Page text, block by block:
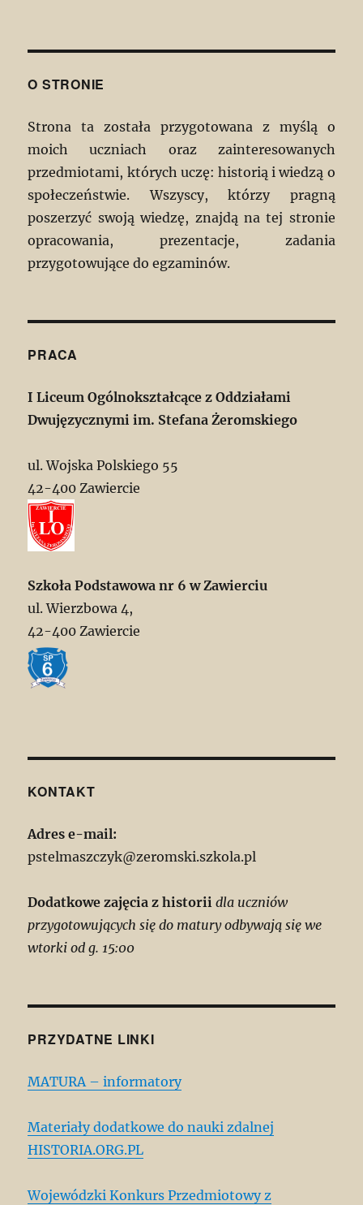
O STRONIE
Strona ta została przygotowana z myślą o
moich uczniach oraz zainteresowanych
przedmiotami, których uczę: historią i wiedzą o
społeczeństwie. Wszyscy, którzy pragną
poszerzyć swoją wiedzę, znajdą na tej stronie
opracowania, prezentacje, zadania
przygotowujące do egzaminów.
PRACA
I Liceum Ogólnokształcące z Oddziałami
Dwujęzycznymi im. Stefana Żeromskiego
ul. Wojska Polskiego 55
42-400 Zawiercie
Szkoła Podstawowa nr 6 w Zawierciu
ul. Wierzbowa 4,
42-400 Zawiercie
KONTAKT
Adres e-mail:
pstelmaszczyk@zeromski.szkola.pl
Dodatkowe zajęcia z historii dla uczniów
przygotowujących się do matury odbywają się we
wtorki od g. 15:00
PRZYDATNE LINKI
MATURA – informatory
Materiały dodatkowe do nauki zdalnej
HISTORIA.ORG.PL
Wojewódzki Konkurs Przedmiotowy z